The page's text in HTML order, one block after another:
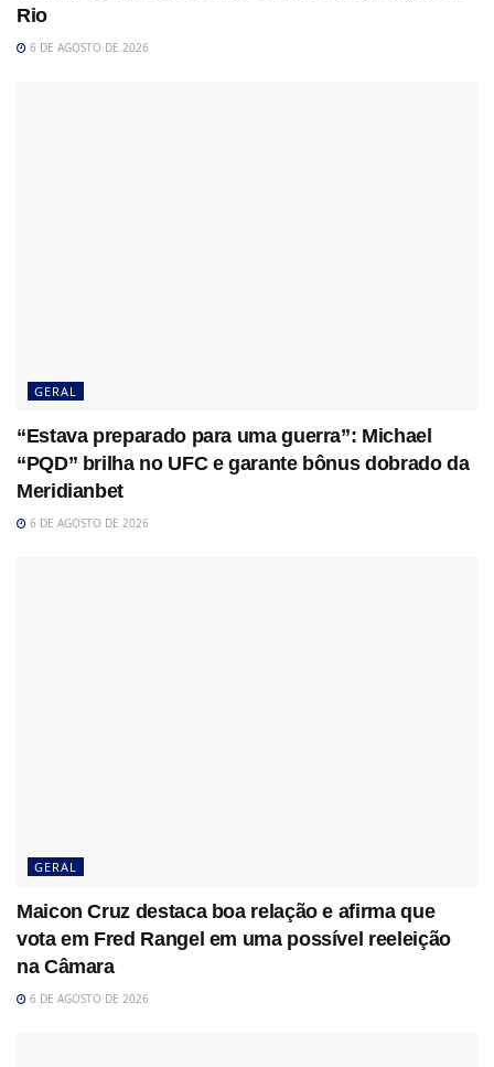
Rio
6 DE AGOSTO DE 2026
GERAL
“Estava preparado para uma guerra”: Michael
“PQD” brilha no UFC e garante bônus dobrado da
Meridianbet
6 DE AGOSTO DE 2026
GERAL
Maicon Cruz destaca boa relação e afirma que
vota em Fred Rangel em uma possível reeleição
na Câmara
6 DE AGOSTO DE 2026